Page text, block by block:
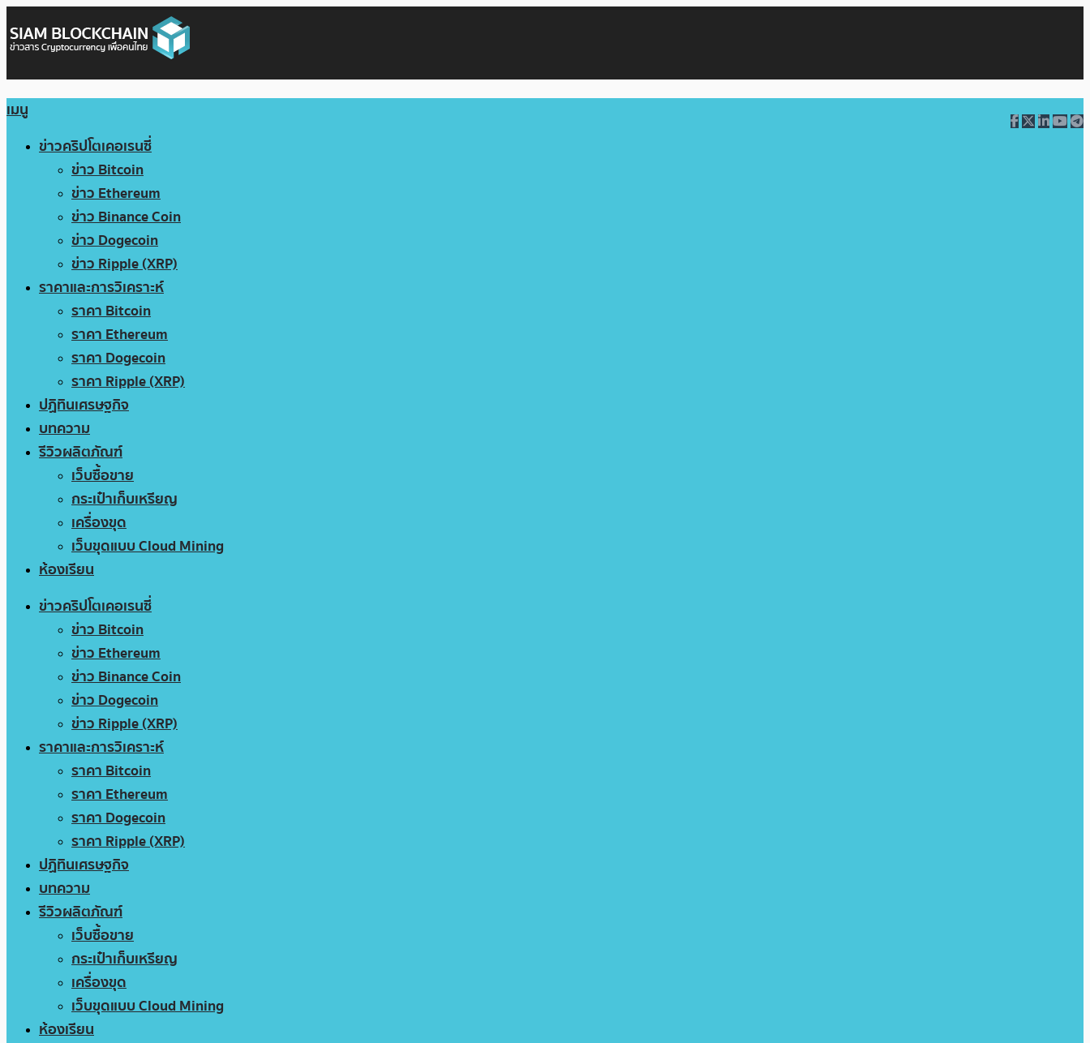
เมนู
ข่าวคริปโตเคอเรนซี่
ข่าว Bitcoin
ข่าว Ethereum
ข่าว Binance Coin
ข่าว Dogecoin
ข่าว Ripple (XRP)
ราคาและการวิเคราะห์
ราคา Bitcoin
ราคา Ethereum
ราคา Dogecoin
ราคา Ripple (XRP)
ปฏิทินเศรษฐกิจ
บทความ
รีวิวผลิตภัณฑ์
เว็บซื้อขาย
กระเป๋าเก็บเหรียญ
เครื่องขุด
เว็บขุดแบบ Cloud Mining
ห้องเรียน
ข่าวคริปโตเคอเรนซี่
ข่าว Bitcoin
ข่าว Ethereum
ข่าว Binance Coin
ข่าว Dogecoin
ข่าว Ripple (XRP)
ราคาและการวิเคราะห์
ราคา Bitcoin
ราคา Ethereum
ราคา Dogecoin
ราคา Ripple (XRP)
ปฏิทินเศรษฐกิจ
บทความ
รีวิวผลิตภัณฑ์
เว็บซื้อขาย
กระเป๋าเก็บเหรียญ
เครื่องขุด
เว็บขุดแบบ Cloud Mining
ห้องเรียน